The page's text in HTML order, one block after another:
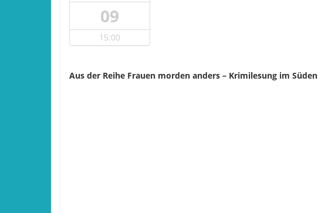
09
15:00
Aus der Reihe Frauen morden anders – Krimilesung im Süden